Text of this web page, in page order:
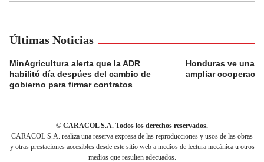
Últimas Noticias
MinAgricultura alerta que la ADR
habilitó día despúes del cambio de
gobierno para firmar contratos
Honduras ve una
ampliar
© CARACOL S.A. Todos los derechos reservados.
CARACOL S.A. realiza una reserva expresa de las reproducciones y usos de las obras
y otras prestaciones accesibles desde este sitio web a medios de lectura mecánica u otros
medios que resulten adecuados.